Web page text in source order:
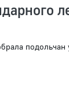
подольчан